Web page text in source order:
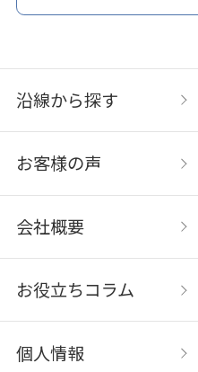
沿線から探す
お客様の声
会社概要
お役立ちコラム
個人情報